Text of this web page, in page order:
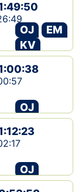
OJ
EM
KV
OJ
OJ